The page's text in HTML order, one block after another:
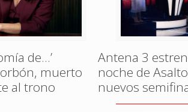
de…’
muerto
al trono
Antena 3
noche de
nuevos